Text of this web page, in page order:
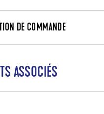
DE COMMANDE
ASSOCIÉS